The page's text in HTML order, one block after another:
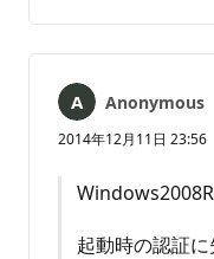
ト
あ
り
せ
Anonymous
2014年12月11日 23:56
起動時の認証